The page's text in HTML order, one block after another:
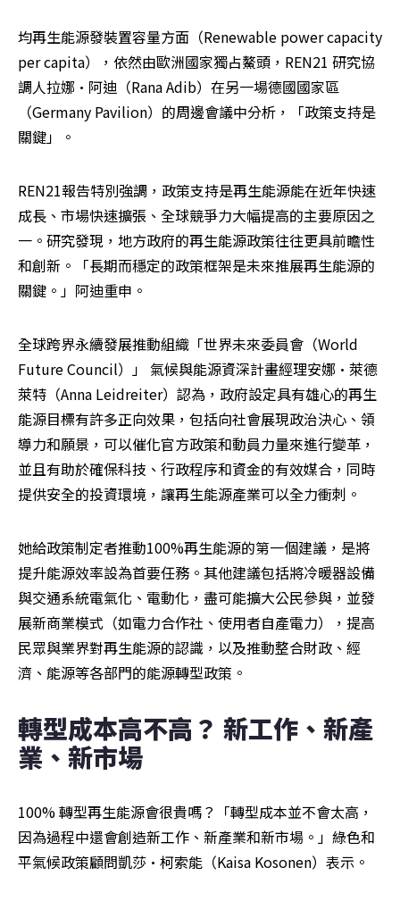
均再生能源發裝置容量方面（Renewable power capacity
per capita），依然由歐洲國家獨占鰲頭，REN21 研究協
調人拉娜·阿迪（Rana Adib）在另一場德國國家區
（Germany Pavilion）的周邊會議中分析，「政策支持是
關鍵」。
REN21報告特別強調，政策支持是再生能源能在近年快速
成長、市場快速擴張、全球競爭力大幅提高的主要原因之
一。研究發現，地方政府的再生能源政策往往更具前瞻性
和創新。「長期而穩定的政策框架是未來推展再生能源的
關鍵。」阿迪重申。
全球跨界永續發展推動組織「世界未來委員會（World
Future Council）」 氣候與能源資深計畫經理安娜·萊德
萊特（Anna Leidreiter）認為，政府設定具有雄心的再生
能源目標有許多正向效果，包括向社會展現政治決心、領
導力和願景，可以催化官方政策和動員力量來進行變革，
並且有助於確保科技、行政程序和資金的有效媒合，同時
提供安全的投資環境，讓再生能源產業可以全力衝刺。
她給政策制定者推動100%再生能源的第一個建議，是將
提升能源效率設為首要任務。其他建議包括將冷暖器設備
與交通系統電氣化、電動化，盡可能擴大公民參與，並發
展新商業模式（如電力合作社、使用者自產電力），提高
民眾與業界對再生能源的認識，以及推動整合財政、經
濟、能源等各部門的能源轉型政策。
轉型成本高不高？ 新工作、新產
業、新市場
100% 轉型再生能源會很貴嗎？「轉型成本並不會太高，
因為過程中還會創造新工作、新產業和新市場。」綠色和
平氣候政策顧問凱莎·柯索能（Kaisa Kosonen）表示。